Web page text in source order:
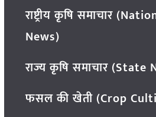
राष्ट्रीय कृषि समाचार
News)
राज्य कृषि समाचार (State
फसल की खेती (Crop